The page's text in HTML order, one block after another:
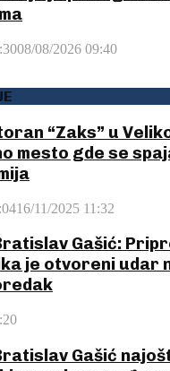
08/08/2026 09:40
“Zaks” u
mesto gde se
16/11/2025 11:32
Gašić:
je otvoreni udar
Gašić